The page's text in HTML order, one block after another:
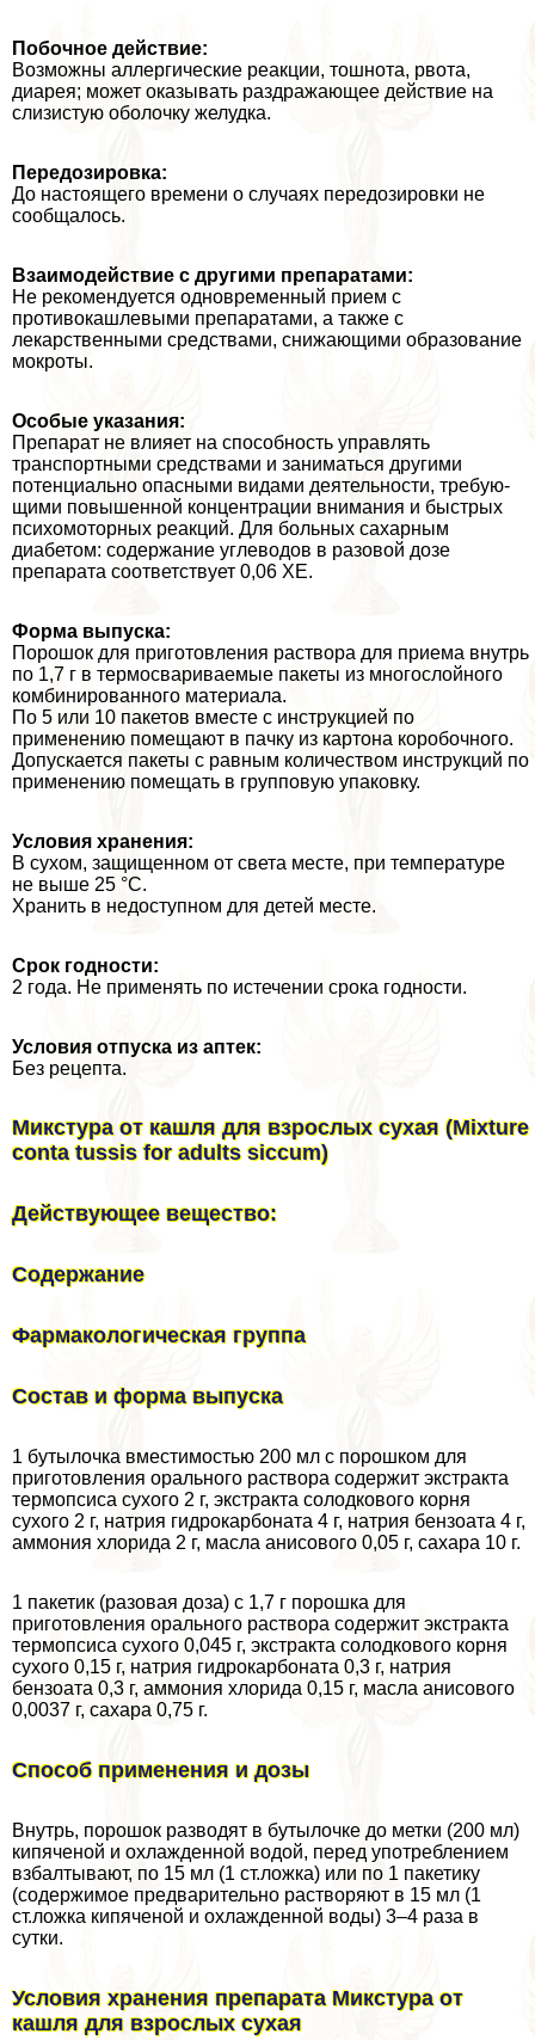
Побочное действие:
Возможны аллергические реакции, тошнота, рвота,
диарея; может оказывать раздражающее действие на
слизистую оболочку желудка.
Передозировка:
До настоящего времени о случаях передозировки не
сообщалось.
Взаимодействие с другими препаратами:
Не рекомендуется одновременный прием с
противокашлевыми препаратами, а также с
лекарственными средствами, снижающими об­разование
мокроты.
Особые указания:
Препарат не влияет на способность управлять
трaнcпортными сред­ствами и заниматься другими
потенциально опасными видами деятельности, требую­
щими повышенной концентрации внимания и быстрых
психомоторных реакций. Для больных сахарным
диабетом: содержание углеводов в разовой дозе
препарата со­ответствует 0,06 ХЕ.
Форма выпуска:
Порошок для приготовления раствора для приема внутрь
по 1,7 г в термосвариваемые пакеты из многослойного
комбинированного материала.
По 5 или 10 пакетов вместе с инструкцией по
применению помещают в пачку из картона коробочного.
Допускается пакеты с равным количеством инструкций по
применению помещать в групповую упаковку.
Условия хранения:
В сухом, защищенном от света месте, при температуре
не выше 25 °С.
Хранить в недоступном для детей месте.
Срок годности:
2 года. Не применять по истечении срока годности.
Условия отпуска из аптек:
Без рецепта.
Микстура от кашля для взрослых сухая (Mixture
conta tussis for adults siccum)
Действующее вещество:
Содержание
Фармакологическая группа
Состав и форма выпуска
1 бутылочка вместимостью 200 мл с порошком для
приготовления opaльного раствора содержит экстpaкта
термопсиса сухого 2 г, экстpaкта солодкового корня
сухого 2 г, натрия гидрокарбоната 4 г, натрия бензоата 4 г,
аммония хлорида 2 г, масла анисового 0,05 г, сахара 10 г.
1 пакетик (разовая доза) с 1,7 г порошка для
приготовления opaльного раствора содержит экстpaкта
термопсиса сухого 0,045 г, экстpaкта солодкового корня
сухого 0,15 г, натрия гидрокарбоната 0,3 г, натрия
бензоата 0,3 г, аммония хлорида 0,15 г, масла анисового
0,0037 г, сахара 0,75 г.
Способ применения и дозы
Внутрь, порошок разводят в бутылочке до метки (200 мл)
кипяченой и охлажденной водой, перед употрeблением
взбалтывают, по 15 мл (1 ст.ложка) или по 1 пакетику
(содержимое предварительно растворяют в 15 мл (1
ст.ложка кипяченой и охлажденной воды) 3–4 раза в
сутки.
Условия хранения препарата Микстура от
кашля для взрослых сухая